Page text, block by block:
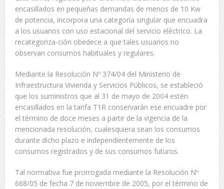
encasillados en pequeñas demandas de menos de 10 Kw
de potencia, incorpora una categoría singular que encuadra
a los usuarios con uso estacional del servicio eléctrico. La
recategoriza-ción obedece a que tales usuarios no
observan consumos habituales y regulares.
Mediante la Resolución Nº 374/04 del Ministerio de
Infraestructura Vivienda y Servicios Públicos, se estableció
que los suministros que al 31 de mayo de 2004 estén
encasillados en la tarifa T1R conservarán ese encuadre por
el término de doce meses a partir de la vigencia de la
mencionada resolución, cualesquiera sean los consumos
durante dicho plazo e independientemente de los
consumos registrados y de sus consumos futuros.
Tal normativa fue prorrogada mediante la Resolución Nº
668/05 de fecha 7 de noviembre de 2005, por el término de